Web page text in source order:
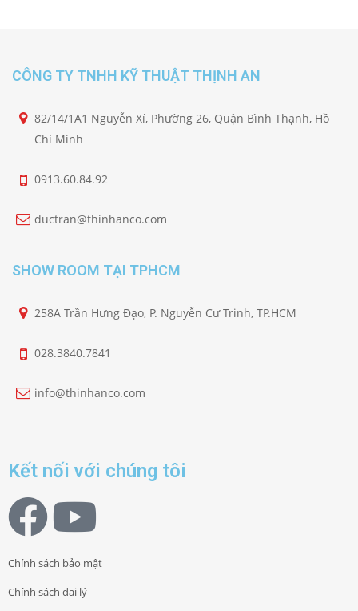
CÔNG TY TNHH KỸ THUẬT THỊNH AN
82/14/1A1 Nguyễn Xí, Phường 26, Quận Bình Thạnh, Hồ
Chí Minh
0913.60.84.92
ductran@thinhanco.com
SHOW ROOM TẠI TPHCM
258A Trần Hưng Đạo, P. Nguyễn Cư Trinh, TP.HCM
028.3840.7841
info@thinhanco.com
Kết nối với chúng tôi
Chính sách bảo mật
Chính sách đại lý